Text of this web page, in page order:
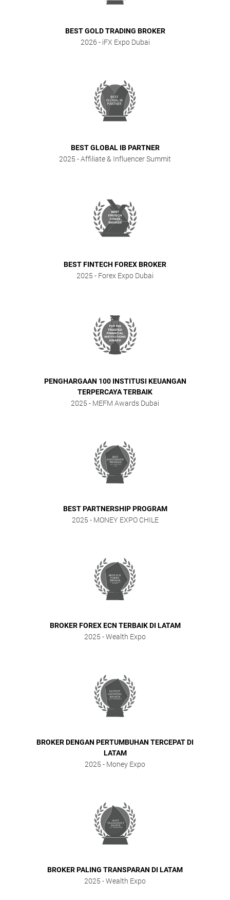
BEST GOLD TRADING BROKER
2026- iFX Expo Dubai
BEST GLOBAL IB PARTNER
2025 - Affiliate & Influencer Summit
BEST FINTECH FOREX BROKER
2025 - Forex Expo Dubai
PENGHARGAAN 100 INSTITUSI KEUANGAN
TERPERCAYA TERBAIK
2025 - MEFM Awards Dubai
BEST PARTNERSHIP PROGRAM
2025 - MONEY EXPO CHILE
BROKER FOREX ECN TERBAIK DI LATAM
2025 - Wealth Expo
BROKER DENGAN PERTUMBUHAN TERCEPAT DI
LATAM
2025 - Money Expo
BROKER PALING TRANSPARAN DI LATAM
2025 - Wealth Expo